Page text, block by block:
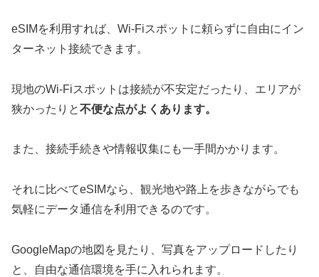
eSIMを利用すれば、Wi-Fiスポットに頼らずに自由にイン
ターネット接続できます。
現地のWi-Fiスポットは接続が不安定だったり、エリアが
狭かったりと不便な点がよくあります。
また、接続手続きや情報収集にも一手間かかります。
それに比べてeSIMなら、観光地や路上を歩きながらでも
気軽にデータ通信を利用できるのです。
GoogleMapの地図を見たり、写真をアップロードしたり
と、自由な通信環境を手に入れられます。